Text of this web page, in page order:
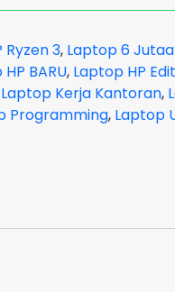
Ryzen 3, Laptop 6
BARU, Laptop HP
Laptop Kerja Kantoran,
Programming, Laptop